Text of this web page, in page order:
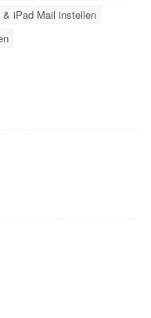
& iPad Mail instellen